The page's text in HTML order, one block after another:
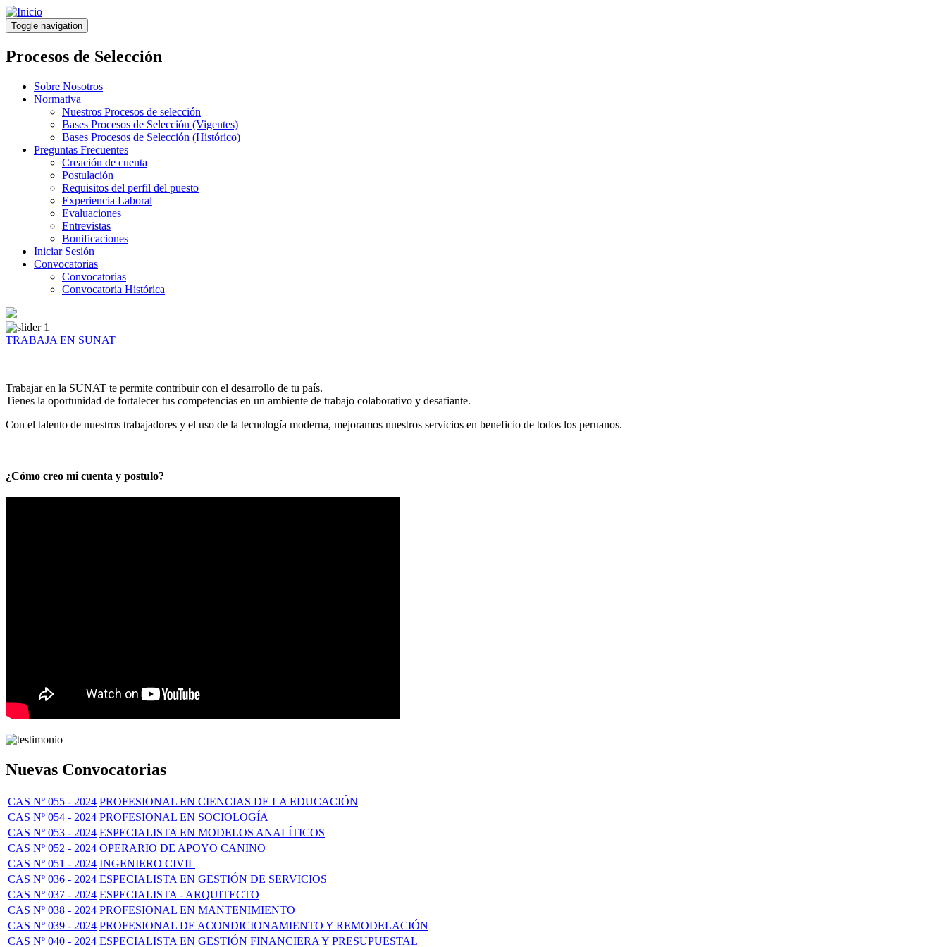
Pasar
al
contenido
principal
Toggle navigation
Procesos de Selección
Sobre Nosotros
Normativa
Nuestros Procesos de selección
Bases Procesos de Selección (Vigentes)
Bases Procesos de Selección (Histórico)
Preguntas Frecuentes
Creación de cuenta
Postulación
Requisitos del perfil del puesto
Experiencia Laboral
Evaluaciones
Entrevistas
Bonificaciones
Iniciar Sesión
Convocatorias
Convocatorias
Convocatoria Histórica
TRABAJA EN SUNAT
Trabajar en la SUNAT te permite contribuir con el desarrollo de tu país.
Tienes la oportunidad de fortalecer tus competencias en un ambiente de trabajo colaborativo y desafiante.
Con el talento de nuestros trabajadores y el uso de la tecnología moderna, mejoramos nuestros servicios en beneficio de todos los peruanos.
¿Cómo creo mi cuenta y postulo?
Nuevas Convocatorias
CAS Nº 055 - 2024 PROFESIONAL EN CIENCIAS DE LA EDUCACIÓN
CAS Nº 054 - 2024 PROFESIONAL EN SOCIOLOGÍA
CAS Nº 053 - 2024 ESPECIALISTA EN MODELOS ANALÍTICOS
CAS Nº 052 - 2024 OPERARIO DE APOYO CANINO
CAS Nº 051 - 2024 INGENIERO CIVIL
CAS Nº 036 - 2024 ESPECIALISTA EN GESTIÓN DE SERVICIOS
CAS Nº 037 - 2024 ESPECIALISTA - ARQUITECTO
CAS Nº 038 - 2024 PROFESIONAL EN MANTENIMIENTO
CAS Nº 039 - 2024 PROFESIONAL DE ACONDICIONAMIENTO Y REMODELACIÓN
CAS Nº 040 - 2024 ESPECIALISTA EN GESTIÓN FINANCIERA Y PRESUPUESTAL